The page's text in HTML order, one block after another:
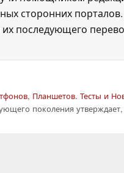
сторонних
их последующего
Планшетов. Тесты и
поколения